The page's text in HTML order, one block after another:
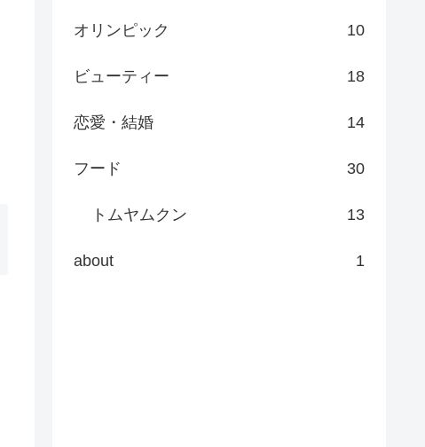
オリンピック 10
ビューティー 18
恋愛・結婚 14
フード 30
トムヤムクン 13
about 1